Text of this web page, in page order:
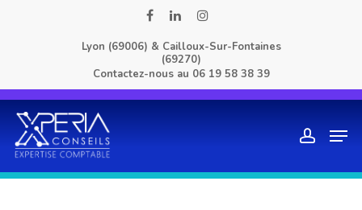
facebooklinkedininstagram
Lyon (69006) & Cailloux-Sur-Fontaines
(69270)
Contactez-nous au 06 19 58 38 39